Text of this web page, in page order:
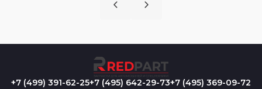
+7 (499) 391-62-25+7 (495) 642-29-73+7 (495) 369-09-72